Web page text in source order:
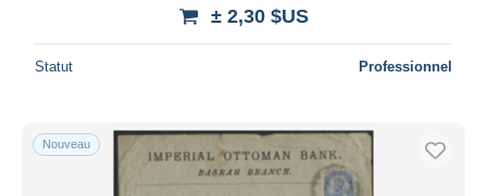
± 2,30 $US
Statut Professionnel
Nouveau